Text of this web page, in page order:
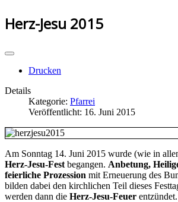
Herz-Jesu 2015
Drucken
Details
Kategorie: Pfarrei
Veröffentlicht: 16. Juni 2015
Am Sonntag 14. Juni 2015 wurde (wie in
Herz-Jesu-Fest begangen. Anbetung,
feierliche Prozession mit Erneuerung des
bilden dabei den kirchlichen Teil dieses
werden dann die Herz-Jesu-Feuer entzündet.